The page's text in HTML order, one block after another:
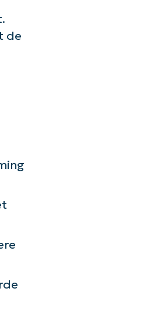
de
KB-analyses!